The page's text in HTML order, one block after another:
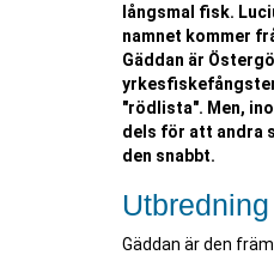
långsmal fisk.
namnet kommer
Gäddan är
"rödlista". Men,
dels för att andra
den snabbt.
Utbredning
Gäddan är den